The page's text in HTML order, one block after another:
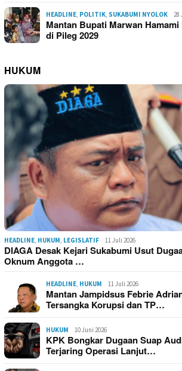
HEADLINE, POLITIK, SUKABUMI NYOLOK 28
Mantan Bupati Marwan
di Pileg 2029
HUKUM
HEADLINE, HUKUM, LEGISLATIF 11 Juli 2026
DIAGA Desak Kejari Sukabumi Usut
Oknum Anggota …
HEADLINE, HUKUM 11 Juli 2026
Mantan Jampidsus Febrie
Tersangka Korupsi dan TP…
HUKUM 10 Juni 2026
KPK Bongkar Dugaan Suap
Terjaring Operasi Lanjut…